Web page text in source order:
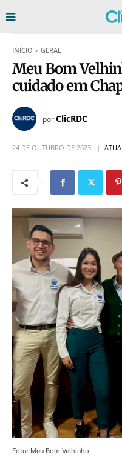
INÍCIO GERAL
Meu Bom
cuidado em
porClicRDC
24 DE OUTUBRO DE 2023
Foto: Meu Bom Velhinho